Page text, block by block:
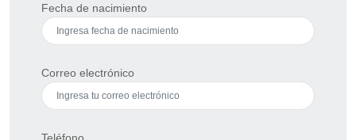
Fecha de nacimiento
Correo electrónico